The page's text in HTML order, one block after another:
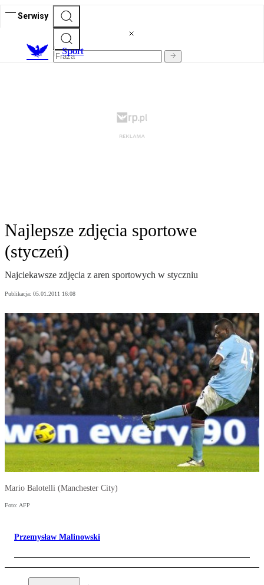
Serwisy
Sport
Najlepsze zdjęcia sportowe
(styczeń)
Najciekawsze zdjęcia z aren sportowych w styczniu
Publikacja: 05.01.2011 16:08
Mario Balotelli (Manchester City)
Foto: AFP
Przemysław Malinowski